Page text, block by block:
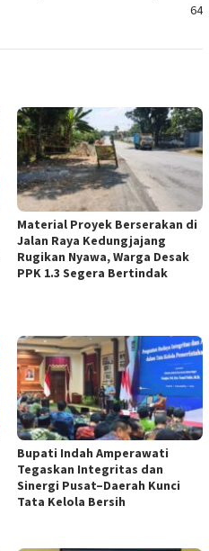
64
Material Proyek Berserakan di
Jalan Raya Kedungjajang
Rugikan Nyawa, Warga Desak
PPK 1.3 Segera Bertindak
Bupati Indah Amperawati
Tegaskan Integritas dan
Sinergi Pusat–Daerah Kunci
Tata Kelola Bersih